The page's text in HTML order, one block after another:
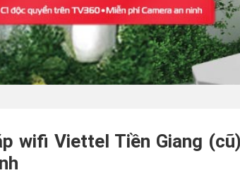
wifi Viettel Tiền Giang